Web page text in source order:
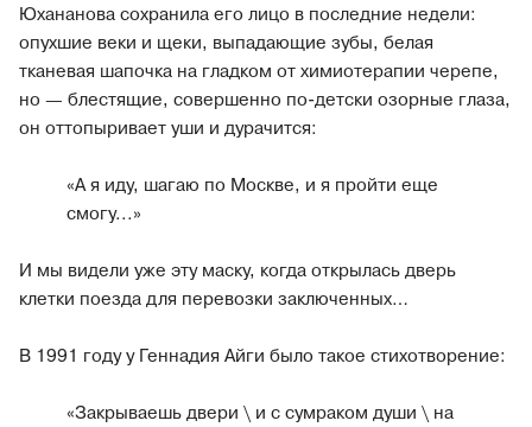
Юхананова сохранила его лицо в последние недели:
опухшие веки и щеки, выпадающие зубы, белая
тканевая шапочка на гладком от химиотерапии черепе,
но — блестящие, совершенно по-детски озорные глаза,
он оттопыривает уши и дурачится:
«А я иду, шагаю по Москве, и я пройти еще
смогу...»
И мы видели уже эту маску, когда открылась дверь
клетки поезда для перевозки заключенных…
В 1991 году у Геннадия Айги было такое стихотворение:
«Закрываешь двери \ и с сумраком души \ на